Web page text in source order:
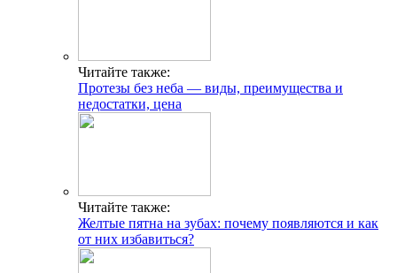
Читайте также:
Протезы без неба — виды, преимущества и
недостатки, цена
Читайте также:
Желтые пятна на зубах: почему появляются и как
от них избавиться?